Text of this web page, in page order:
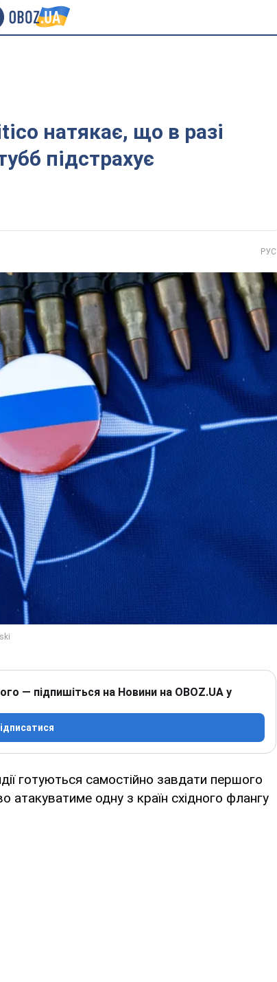
натякає, що в разі
підстрахує
РУС
— підпишіться на Новини на OBOZ.UA у
готуються самостійно завдати першого
атакуватиме одну з країн східного флангу